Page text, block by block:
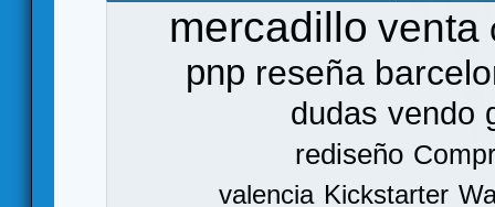
mercadillo venta
pnp reseña
dudas vendo
rediseño
valencia Kickstarter